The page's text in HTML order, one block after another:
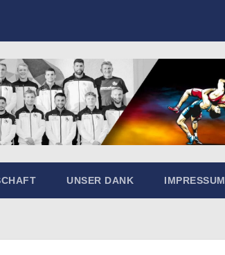
UNSER DANK IMPRESSUM